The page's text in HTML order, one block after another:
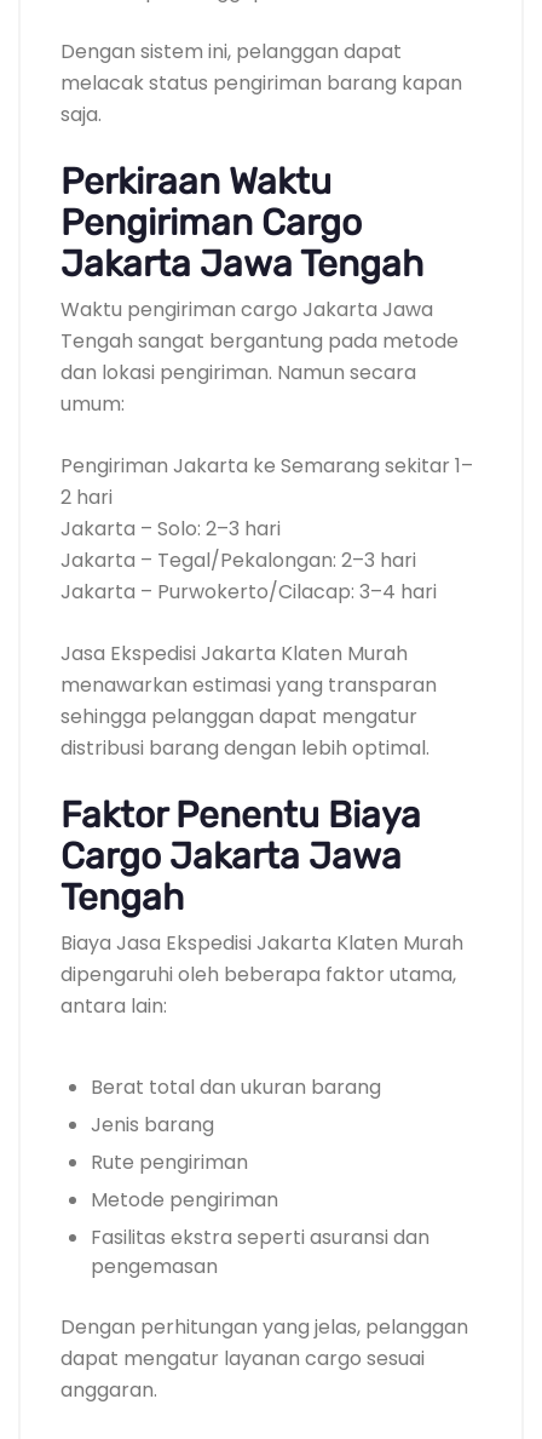
Dengan sistem ini, pelanggan dapat
melacak status pengiriman barang kapan
saja.
Perkiraan Waktu
Pengiriman Cargo
Jakarta Jawa Tengah
Waktu pengiriman cargo Jakarta Jawa
Tengah sangat bergantung pada metode
dan lokasi pengiriman. Namun secara
umum:
Pengiriman Jakarta ke Semarang sekitar 1–
2 hari
Jakarta – Solo: 2–3 hari
Jakarta – Tegal/Pekalongan: 2–3 hari
Jakarta – Purwokerto/Cilacap: 3–4 hari
Jasa Ekspedisi Jakarta Klaten Murah
menawarkan estimasi yang transparan
sehingga pelanggan dapat mengatur
distribusi barang dengan lebih optimal.
Faktor Penentu Biaya
Cargo Jakarta Jawa
Tengah
Biaya Jasa Ekspedisi Jakarta Klaten Murah
dipengaruhi oleh beberapa faktor utama,
antara lain:
Berat total dan ukuran barang
Jenis barang
Rute pengiriman
Metode pengiriman
Fasilitas ekstra seperti asuransi dan
pengemasan
Dengan perhitungan yang jelas, pelanggan
dapat mengatur layanan cargo sesuai
anggaran.